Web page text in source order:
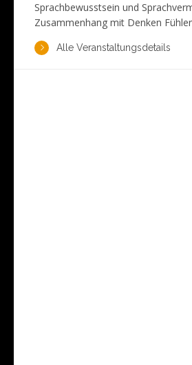
Sprachbewusstsein und
Zusammenhang mit Denken
Alle Veranstaltungsdetails